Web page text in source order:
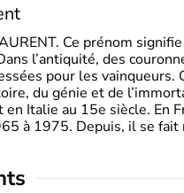
Ce prénom
l’antiquité, des
pour les vainqueurs.
du génie et de
Italie au 15e siècle. En
à 1975. Depuis, il se fait